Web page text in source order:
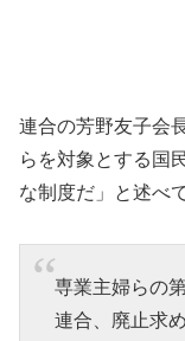
連合の芳野友子会
らを対象とする国
な制度だ」と述べ
専業主婦らの
連合、廃止求